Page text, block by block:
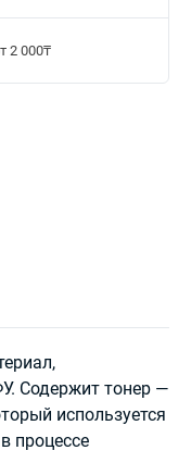
2 000₸
Содержит тонер —
используется
процессе